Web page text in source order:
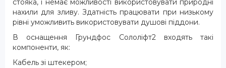
стояка, і немає можливості використовувати природні
нахили для зливу. Здатність працювати при низькому
рівні уможливить використовувати душові піддони.
В оснащення Грундфос Сололіфт2 входять такі
компоненти, як:
Кабель зі штекером;